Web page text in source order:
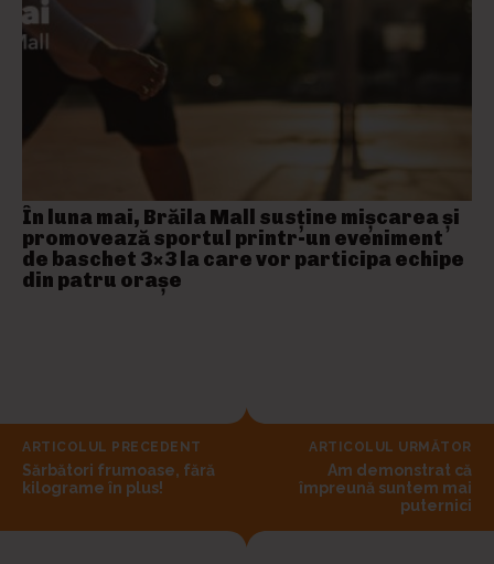
În luna mai, Brăila Mall susține mişcarea și
promovează sportul printr-un eveniment
de baschet 3×3 la care vor participa echipe
din patru orașe
ARTICOLUL PRECEDENT
Sărbători frumoase, fără
kilograme în plus!
ARTICOLUL URMĂTOR
Am demonstrat că
împreună suntem mai
puternici